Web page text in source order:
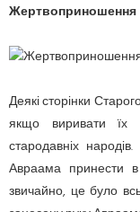
Жертвоприношення
Деякі сторінки
якщо виривати їх
стародавніх
Авраама принести
звичайно, це було